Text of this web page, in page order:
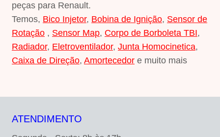
peças para Renault.
Temos, Bico Injetor, Bobina de Ignição, Sensor de
Rotação , Sensor Map, Corpo de Borboleta TBI,
Radiador, Eletroventilador, Junta Homocinetica,
Caixa de Direção, Amortecedor e muito mais
ATENDIMENTO